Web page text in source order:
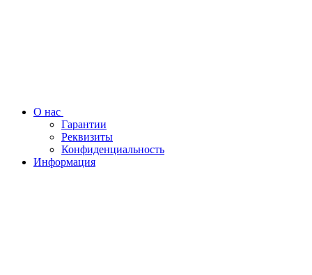
О нас
Гарантии
Реквизиты
Конфиденциальность
Информация